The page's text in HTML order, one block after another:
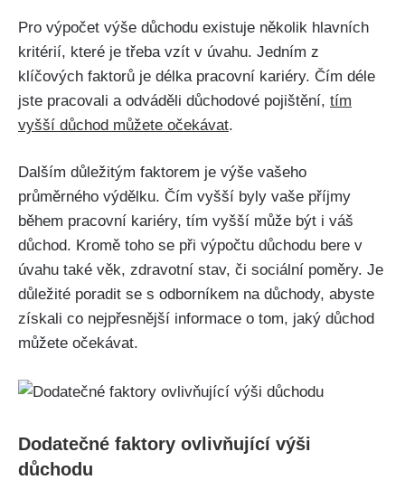
Pro výpočet výše důchodu existuje několik hlavních
kritérií, které je třeba vzít v úvahu. Jedním z
klíčových faktorů je délka pracovní kariéry. Čím déle
jste pracovali a odváděli důchodové pojištění, tím
vyšší důchod můžete očekávat.
Dalším důležitým faktorem je výše vašeho
průměrného výdělku. Čím vyšší byly vaše příjmy
během pracovní kariéry, tím vyšší může být i váš
důchod. Kromě toho se při výpočtu důchodu bere v
úvahu také věk, zdravotní stav, či sociální poměry. Je
důležité poradit se s odborníkem na důchody, abyste
získali co nejpřesnější informace o tom, jaký důchod
můžete očekávat.
Dodatečné faktory ovlivňující výši
důchodu